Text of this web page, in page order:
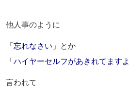
他人事のように
「 忘れなさい 」とか
「 ハイヤーセルフがあきれてますよ
言われて